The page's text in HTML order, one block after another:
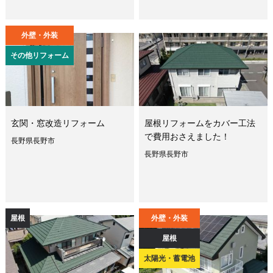
外壁・外装
その他リフォーム
玄関・窓改造リフォーム
長野県長野市
屋根リフォームをカバー工法
で費用おさえました！
長野県長野市
屋根 外壁・外装
屋根
太陽光・蓄電池